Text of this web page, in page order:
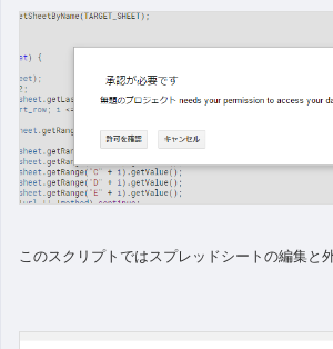
このスクリプトではスプレッドシートの編集と